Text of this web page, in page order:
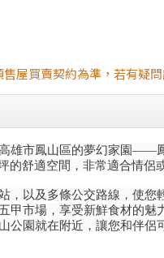
屋買賣契約為準，若有疑